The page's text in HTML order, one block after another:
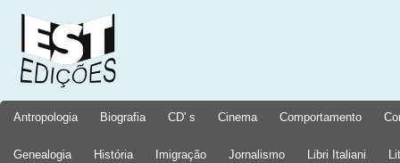
Antropologia Biografia CD' s Cinema Comportamento
Genealogia História Imigração Jornalismo Libri Italiani